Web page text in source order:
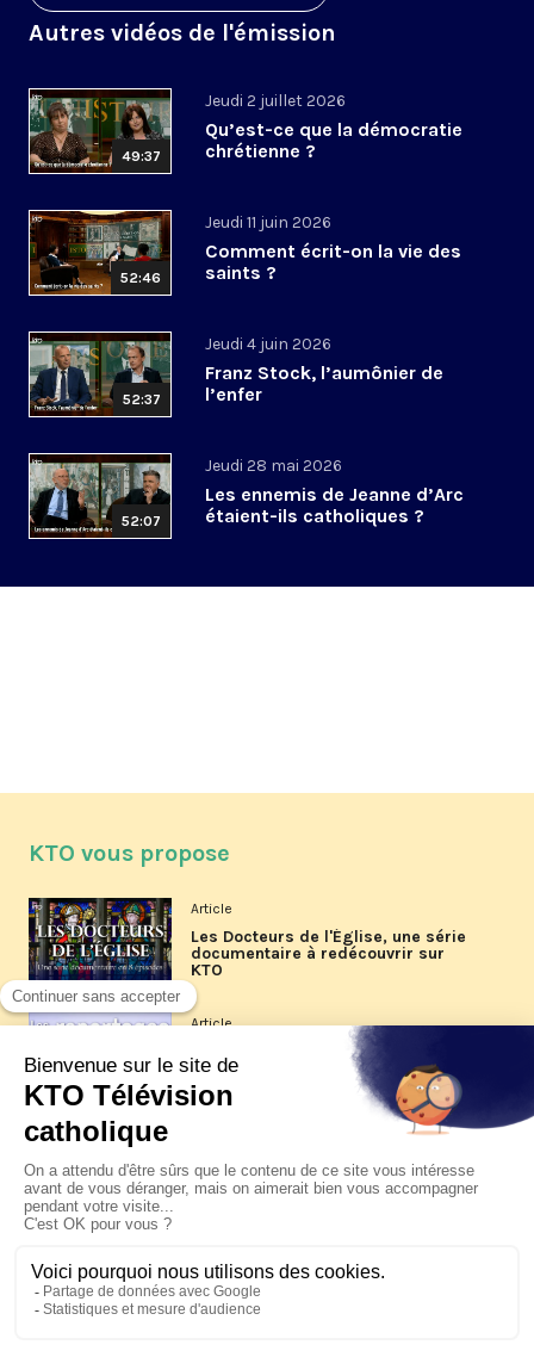
Autres vidéos de l'émission
49:37
Jeudi 2 juillet 2026
Qu’est-ce que la démocratie
chrétienne ?
52:46
Jeudi 11 juin 2026
Comment écrit-on la vie des
saints ?
52:37
Jeudi 4 juin 2026
Franz Stock, l’aumônier de
l’enfer
52:07
Jeudi 28 mai 2026
Les ennemis de Jeanne d’Arc
étaient-ils catholiques ?
KTO vous propose
Article
Les Docteurs de l'Église, une série
documentaire à redécouvrir sur
KTO
Article
Les reportages d'été 2026 de KTO
La visite pastorale du pape Léon
XIV à Assise à suivre sur KTO le
jeudi 6 août
Le pape en Uruguay, Argentine et
Pérou du 6 au 17 novembre 2026